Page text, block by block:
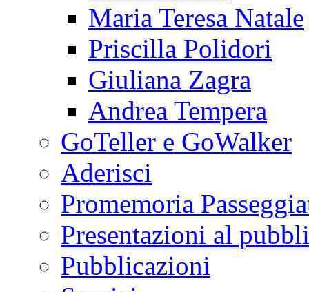
Maria Teresa Natale
Priscilla Polidori
Giuliana Zagra
Andrea Tempera
GoTeller e GoWalker
Aderisci
Promemoria
Presentazioni al
Pubblicazioni